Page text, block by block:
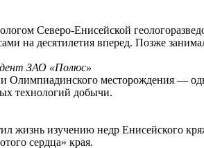
Северо-Енисейской
на десятилетия вперед. Позже
ЗАО «Полюс»
месторождения —
технологий добычи.
жизнь изучению недр Енисейского
сердца» края.